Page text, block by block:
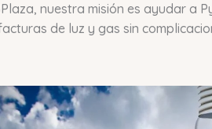
nuestra misión es ayudar a
de luz y gas sin